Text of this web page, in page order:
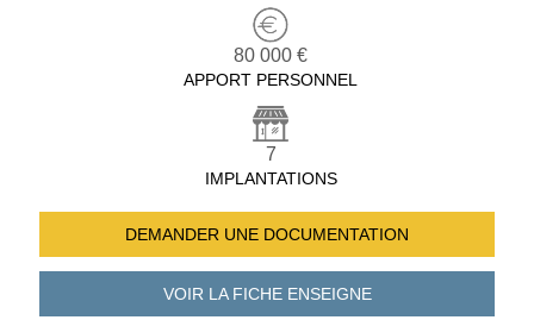
80 000 €
APPORT PERSONNEL
7
IMPLANTATIONS
DEMANDER UNE DOCUMENTATION
VOIR LA FICHEENSEIGNE